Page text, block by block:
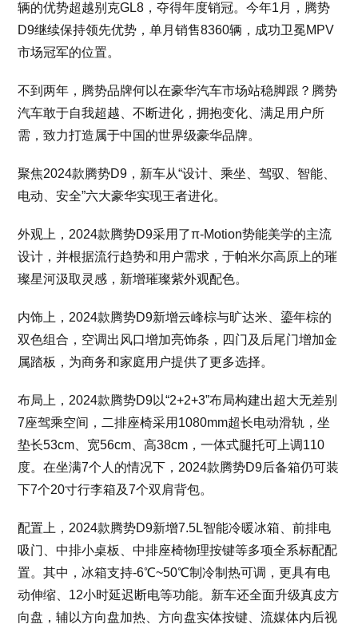
辆的优势超越别克GL8，夺得年度销冠。今年1月，腾势
D9继续保持领先优势，单月销售8360辆，成功卫冕MPV
市场冠军的位置。
不到两年，腾势品牌何以在豪华汽车市场站稳脚跟？腾势
汽车敢于自我超越、不断进化，拥抱变化、满足用户所
需，致力打造属于中国的世界级豪华品牌。
聚焦2024款腾势D9，新车从“设计、乘坐、驾驭、智能、
电动、安全”六大豪华实现王者进化。
外观上，2024款腾势D9采用了π-Motion势能美学的主流
设计，并根据流行趋势和用户需求，于帕米尔高原上的璀
璨星河汲取灵感，新增璀璨紫外观配色。
内饰上，2024款腾势D9新增云峰棕与旷达米、鎏年棕的
双色组合，空调出风口增加亮饰条，四门及后尾门增加金
属踏板，为商务和家庭用户提供了更多选择。
布局上，2024款腾势D9以“2+2+3”布局构建出超大无差别
7座驾乘空间，二排座椅采用1080mm超长电动滑轨，坐
垫长53cm、宽56cm、高38cm，一体式腿托可上调110
度。在坐满7个人的情况下，2024款腾势D9后备箱仍可装
下7个20寸行李箱及7个双肩背包。
配置上，2024款腾势D9新增7.5L智能冷暖冰箱、前排电
吸门、中排小桌板、中排座椅物理按键等多项全系标配配
置。其中，冰箱支持-6℃~50℃制冷制热可调，更具有电
动伸缩、12小时延迟断电等功能。新车还全面升级真皮方
向盘，辅以方向盘加热、方向盘实体按键、流媒体内后视